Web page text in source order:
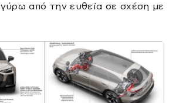
γύρω από την ευθεία σε σχέση με